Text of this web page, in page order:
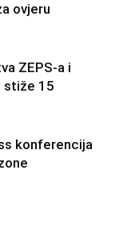
ovjeru
ZEPS-a i
stiže 15
konferencija